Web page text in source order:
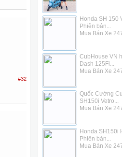
#32
Honda SH 150
Phiên bản...
Mua Bán Xe
CubHouse VN
Dash 125Fi...
Mua Bán Xe
Quốc Cường
SH150i Vetro...
Mua Bán Xe
Honda SH150i
Phiên bản...
Mua Bán Xe